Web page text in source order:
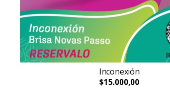
Inconexión
$15.000,00